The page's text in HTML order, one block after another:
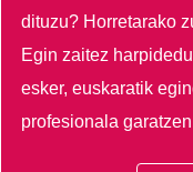
dituzu? Horretarako
Egin zaitez
esker, euskaratik
profesionala